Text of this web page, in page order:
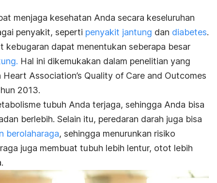
menjaga kesehatan Anda secara keseluruhan
penyakit, seperti penyakit jantung dan diabetes.
kebugaran dapat menentukan seberapa besar
Hal ini dikemukakan dalam penelitian yang
Association’s Quality of Care and Outcomes
2013.
tubuh Anda terjaga, sehingga Anda bisa
berlebih. Selain itu, peredaran darah juga bisa
berolaharaga, sehingga menurunkan risiko
juga membuat tubuh lebih lentur, otot lebih